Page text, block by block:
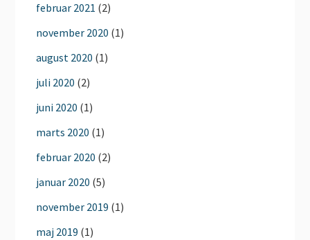
februar 2021 (2)
november 2020 (1)
august 2020 (1)
juli 2020 (2)
juni 2020 (1)
marts 2020 (1)
februar 2020 (2)
januar 2020 (5)
november 2019 (1)
maj 2019 (1)